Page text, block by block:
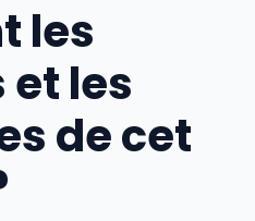
les
les
de cet